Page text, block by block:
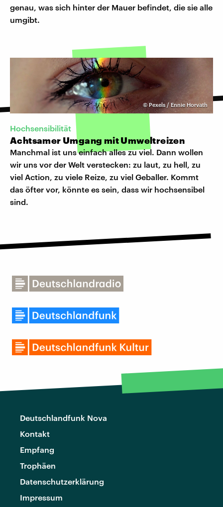
genau, was sich hinter der Mauer befindet, die sie alle
umgibt.
© Pexels / Ennie Horvath
Hochsensibilität
Achtsamer Umgang mit Umweltreizen
Manchmal ist uns einfach alles zu viel. Dann wollen
wir uns vor der Welt verstecken: zu laut, zu hell, zu
viel Action, zu viele Reize, zu viel Geballer. Kommt
das öfter vor, könnte es sein, dass wir hochsensibel
sind.
Deutschlandfunk Nova
Kontakt
Empfang
Trophäen
Datenschutzerklärung
Impressum